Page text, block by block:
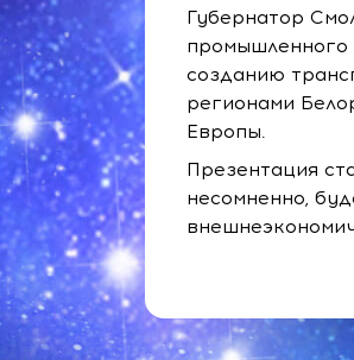
Губернатор
промышленного
созданию
регионами
Европы.
Презентация
несомненно,